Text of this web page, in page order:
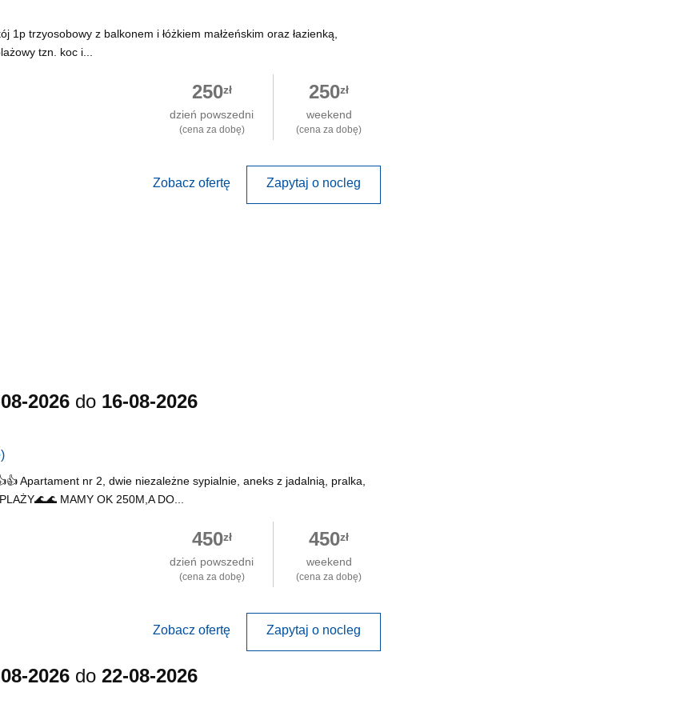
trzyosobowy z balkonem i łóżkiem małżeńskim oraz łazienką,
tzn. koc i...
250zł
dzień powszedni
(cena za dobę)
250zł
weekend
(cena za dobę)
Zobacz ofertę Zapytaj o nocleg
2026 do 16-08-2026
Apartament nr 2, dwie niezależne sypialnie, aneks z jadalnią, pralka,
MAMY OK 250M,A DO...
450zł
dzień powszedni
(cena za dobę)
450zł
weekend
(cena za dobę)
Zobacz ofertę Zapytaj o nocleg
2026 do 22-08-2026